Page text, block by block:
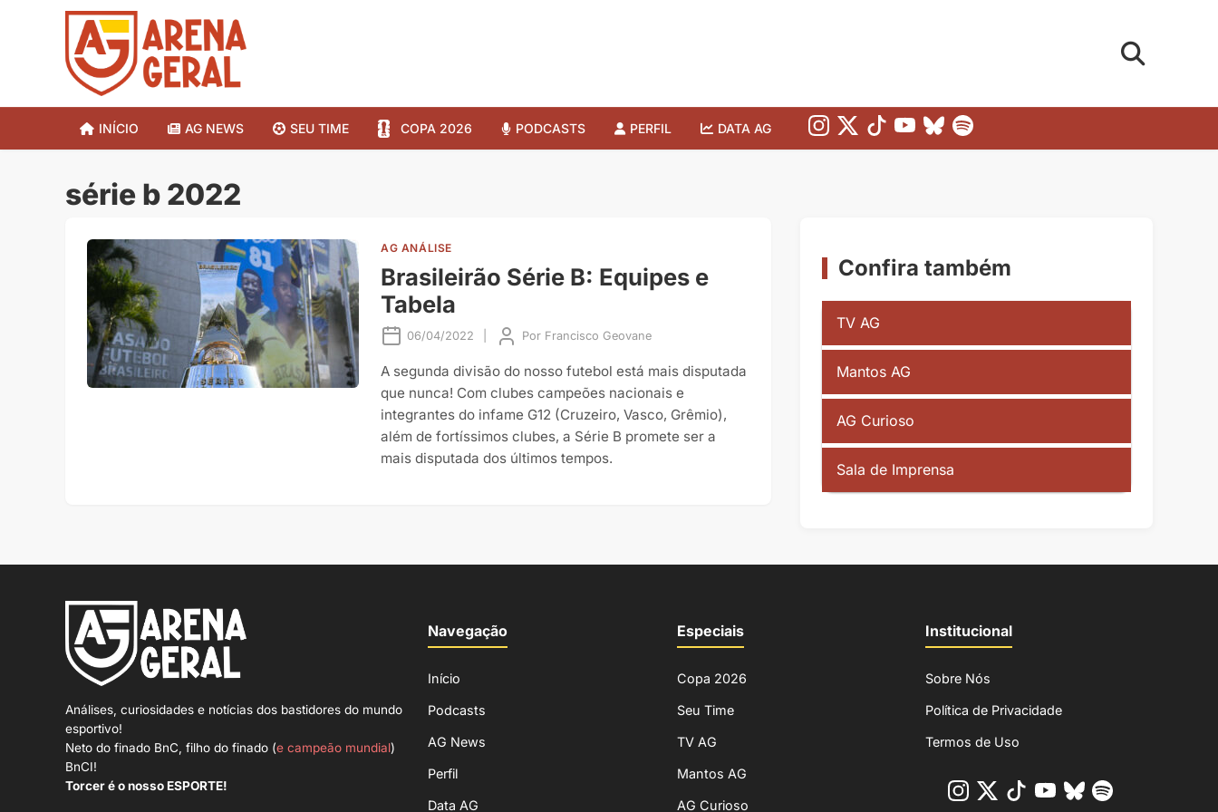
INÍCIO AG NEWS SEU TIME COPA 2026 PODCASTS PERFIL DATA AG
série b 2022
AG ANÁLISE
Brasileirão Série B: Equipes e
Tabela
06/04/2022 Por Francisco Geovane
A segunda divisão do nosso futebol está mais disputada
que nunca! Com clubes campeões nacionais e
integrantes do infame G12 (Cruzeiro, Vasco, Grêmio),
além de fortíssimos clubes, a Série B promete ser a
mais disputada dos últimos tempos.
Confira também
TV AG
Mantos AG
AG Curioso
Sala de Imprensa
Análises, curiosidades e notícias dos bastidores do mundo
esportivo!
Neto do finado BnC, filho do finado (e campeão mundial)
BnCI!
Torcer é o nosso ESPORTE!
Navegação
Início
Podcasts
AG News
Perfil
Data AG
Especiais
Copa 2026
Seu Time
TV AG
Mantos AG
AG Curioso
Institucional
Sobre Nós
Política de Privacidade
Termos de Uso